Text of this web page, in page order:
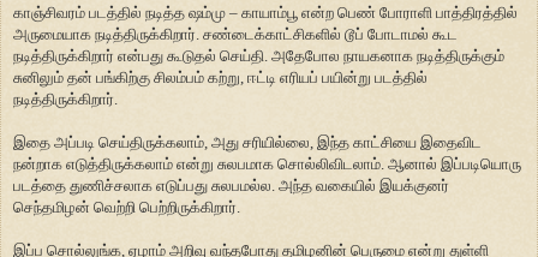
காஞ்சிவரம் படத்தில் நடித்த ஷம்மு – காயாம்பூ என்ற பெண் போராளி பாத்திரத்தில்
அருமையாக நடித்திருக்கிறார். சண்டைக்காட்சிகளில் டூப் போடாமல் கூட
நடித்திருக்கிறார் என்பது கூடுதல் செய்தி. அதேபோல நாயகனாக நடித்திருக்கும்
சுனிலும் தன் பங்கிற்கு சிலம்பம் கற்று, ஈட்டி எரியப் பயின்று படத்தில்
நடித்திருக்கிறார்.
இதை அப்படி செய்திருக்கலாம், அது சரியில்லை, இந்த காட்சியை இதைவிட
நன்றாக எடுத்திருக்கலாம் என்று சுலபமாக சொல்லிவிடலாம். ஆனால் இப்படியொரு
படத்தை துணிச்சலாக எடுப்பது சுலபமல்ல. அந்த வகையில் இயக்குனர்
செந்தமிழன் வெற்றி பெற்றிருக்கிறார்.
இப்ப சொல்லுங்க, ஏழாம் அறிவு வந்தபோது தமிழனின் பெருமை என்று துள்ளி